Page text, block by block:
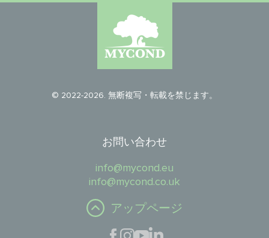
© 2022-2026. 無断複写・転載を禁じます。
お問い合わせ
info@mycond.eu
info@mycond.co.uk
アップページ